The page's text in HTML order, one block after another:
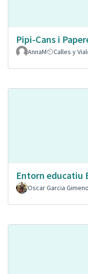
Pipi-Cans i
AnnaM
Calles y
Entorn educatiu
Oscar Garcia Gimeno